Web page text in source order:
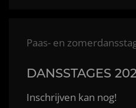
Paas- en
DANSSTAGES
Inschrijven kan nog!